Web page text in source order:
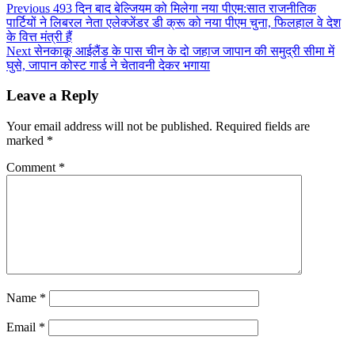
Previous 493 दिन बाद बेल्जियम को मिलेगा नया पीएम:सात राजनीतिक
पार्टियों ने लिबरल नेता एलेक्जेंडर डी क्रू को नया पीएम चुना, फिलहाल वे देश
के वित्त मंत्री हैं
Nextसेनकाकू आईलैंड के पास चीन के दो जहाज जापान की समुद्री सीमा में
घुसे, जापान कोस्ट गार्ड ने चेतावनी देकर भगाया
Leave a Reply
Your email address will not be published. Required fields are
marked *
Comment *
Name *
Email *